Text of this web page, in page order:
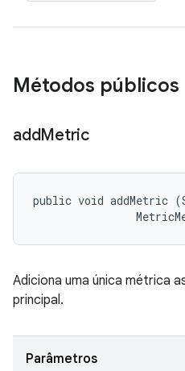
Métodos públicos
addMetric
public void addMetric
Adiciona uma única métrica
principal.
Parâmetros